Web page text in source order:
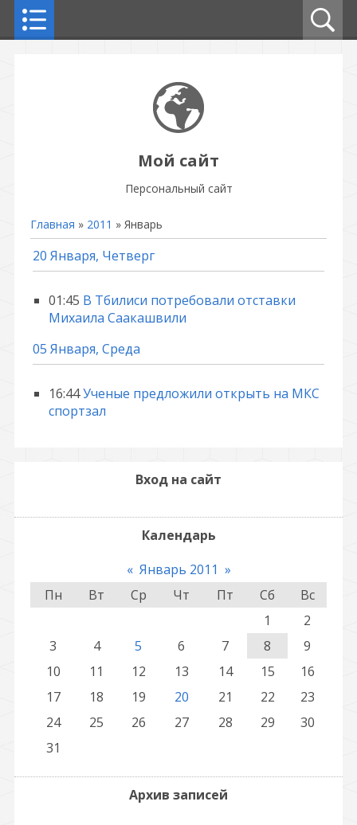
Мой сайт
Персональный сайт
Главная » 2011 » Январь
20 Января, Четверг
01:45 В Тбилиси потребовали отставки
Михаила Саакашвили
05 Января, Среда
16:44Ученые предложили открыть на МКС
спортзал
Вход на сайт
Календарь
« Январь 2011 »
Пн
Вт Ср Чт Пт Сб
Вс
1
2
3
4 5 6 7 8
9
10
11 12 13 14 15
16
17
18 19 20 21 22
23
24
25 26 27 28 29
30
31
Архив записей